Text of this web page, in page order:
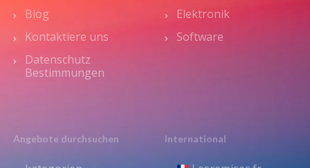
Blog
Kontaktiere uns
Datenschutz
Bestimmungen
Elektronik
Software
Angebote durchsuchen International